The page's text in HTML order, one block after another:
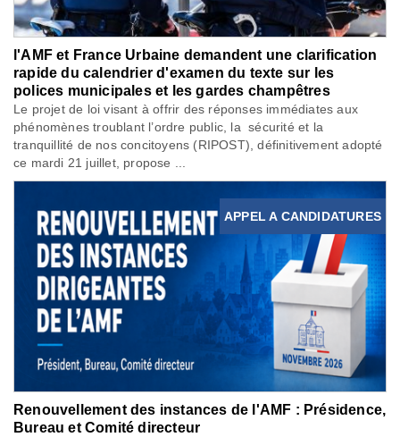
l'AMF et France Urbaine demandent une clarification
rapide du calendrier d'examen du texte sur les
polices municipales et les gardes champêtres
Le projet de loi visant à offrir des réponses immédiates aux
phénomènes troublant l’ordre public, la sécurité et la
tranquillité de nos concitoyens (RIPOST), définitivement adopté
ce mardi 21 juillet, propose ...
APPEL A CANDIDATURES
Renouvellement des instances de l'AMF : Présidence,
Bureau et Comité directeur